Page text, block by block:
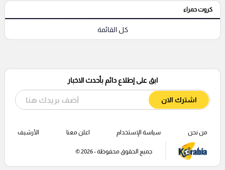
كروت حمراء
كل القائمة
ابق على إطلاع دائم بأحدث الاخبار
اشترك الان
من نحن سياسة الإستخدام اعلن معنا الأرشيف
جميع الحقوق محفوظة - 2026 ©